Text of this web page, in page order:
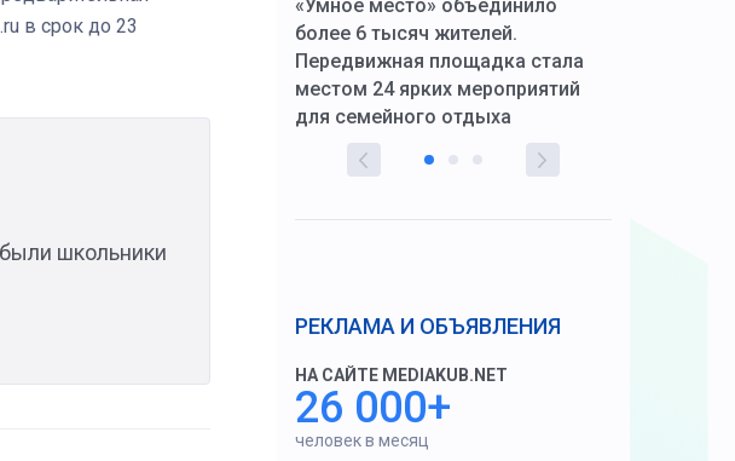
в срок до 23
школьники
огня. Казак Алексей
после возвращения со
«Умное место» объединило
более 6 тысяч жителей.
Передвижная площадка стала
местом 24 ярких мероприятий
для семейного отдыха
РЕКЛАМА И ОБЪЯВЛЕНИЯ
НА САЙТЕ MEDIAKUB.NET
26 000+
человек в месяц